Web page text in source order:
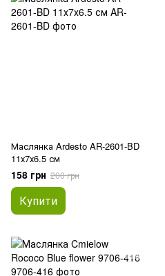
Маслянка Ardesto AR-2601-BD
11х7х6.5 см
158 грн 200 грн
Купити